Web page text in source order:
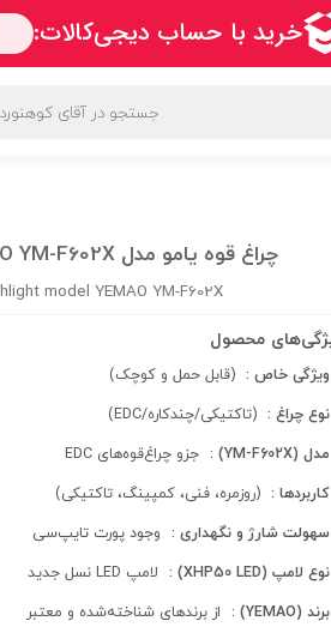
محبوب ترین برندها
چراغ قوه یامو مدل YEMAO YM-F602X
model YEMAO YM-F602X
ویژگی خاص : (قابل حمل و کوچک)
نوع چراغ : (EDC/تاکتیکی/چندکاره)
مدل (YM-F602X) :
جزو چراغ‌قوه‌های EDC
کاربردها : (روزمره، فنی، کمپینگ، تاکتیکی)
سهولت شارژ و نگهداری : وجود پورت تایپ‌سی
نوع لامپ (XHP50 LED) :
لامپ LED نسل جدید
برند (YEMAO) :
از برندهای شناخته‌شده و معتبر